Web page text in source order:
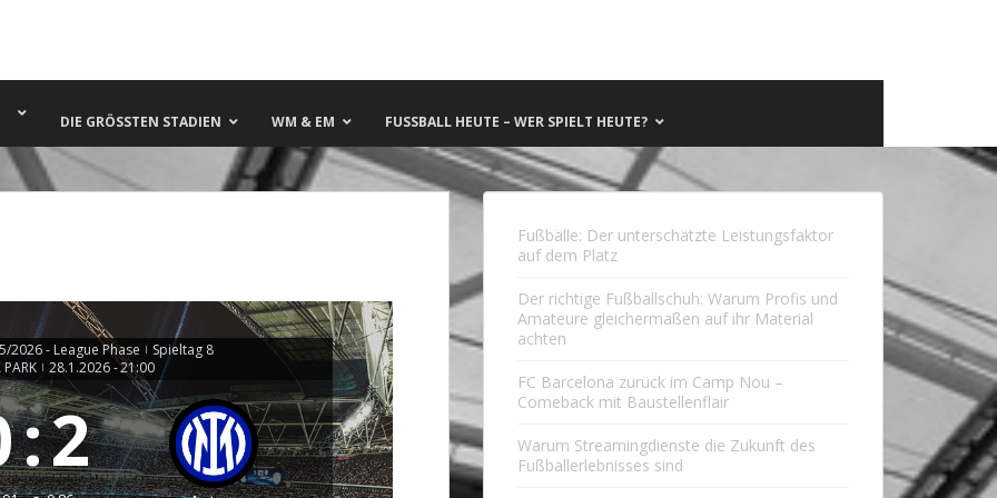
DIE GRÖSSTEN STADIEN WM & EM FUSSBALL HEUTE – WER SPIELT HEUTE?
2026 - League Phase | Spieltag 8
| 28.1.2026-21:00
:2
Fußbälle: Der unterschätzte Leistungsfaktor
auf dem Platz
Der richtige Fußballschuh: Warum Profis und
Amateure gleichermaßen auf ihr Material
achten
FC Barcelona zurück im Camp Nou –
Comeback mit Baustellenflair
Warum Streamingdienste die Zukunft des
Fußballerlebnisses sind